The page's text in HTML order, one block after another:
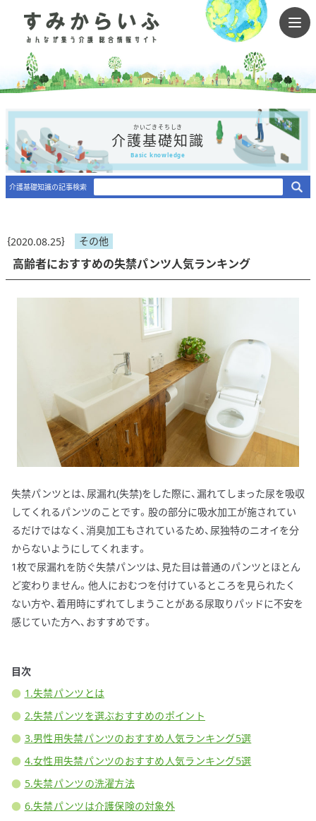
かいごきそちしき
介護基礎知識
Basic knowledge
介護基礎知識の記事検索
｛2020.08.25｝ その他
高齢者におすすめの失禁パンツ人気ランキング
失禁パンツとは、尿漏れ(失禁)をした際に、漏れてしまった尿を吸収
してくれるパンツのことです。股の部分に吸水加工が施されてい
るだけではなく、消臭加工もされているため、尿独特のニオイを分
からないようにしてくれます。
1枚で尿漏れを防ぐ失禁パンツは、見た目は普通のパンツとほとん
ど変わりません。他人におむつを付けているところを見られたく
ない方や、着用時にずれてしまうことがある尿取りパッドに不安を
感じていた方へ、おすすめです。
目次
1.失禁パンツとは
2.失禁パンツを選ぶおすすめのポイント
3.男性用失禁パンツのおすすめ人気ランキング5選
4.女性用失禁パンツのおすすめ人気ランキング5選
5.失禁パンツの洗濯方法
6.失禁パンツは介護保険の対象外